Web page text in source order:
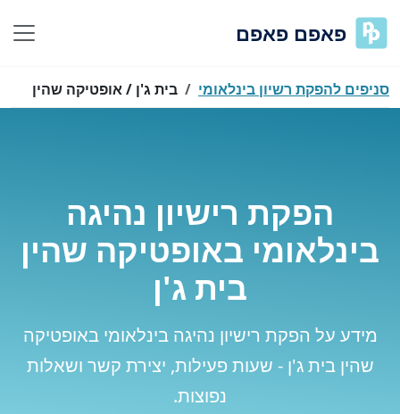
פאפם פאפם
סניפים להפקת רשיון בינלאומי בית ג'ן / אופטיקה שהין
הפקת רישיון נהיגה
בינלאומי באופטיקה שהין
בית ג'ן
מידע על הפקת רישיון נהיגה בינלאומי באופטיקה
שהין בית ג'ן - שעות פעילות, יצירת קשר ושאלות
נפוצות.